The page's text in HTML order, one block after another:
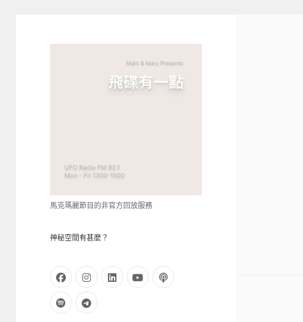
秘
空
間
馬克瑪麗節目的非官方回放服務
神秘空間有甚麼？
facebookinstagram
linkedinyoutubepodcast
spotifytelegram